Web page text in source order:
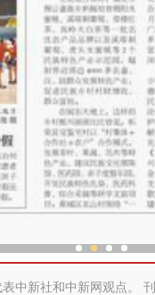
中新社和中新网观点。